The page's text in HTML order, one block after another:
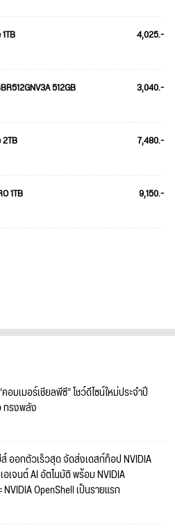
4,025.-
512GB 3,040.-
7,480.-
1TB 9,150.-
อมเมอร์เชียลพีซี” โชว์ดีไซน์ใหม่ประจำปี
ทรงพลัง
ส์ ออกตัวเร็วสุด จัดส่งเดสก์ท็อป NVIDIA
เจนต์ AI อัตโนมัติ พร้อม NVIDIA
OpenShell เป็นรายแรก